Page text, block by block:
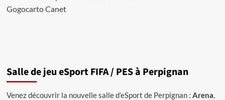
Team
18
GogocartoCanet
Salle de jeu eSport FIFA / PES à Perpignan
Venez découvrir la nouvelle salle d’eSport de Perpignan : Arena,